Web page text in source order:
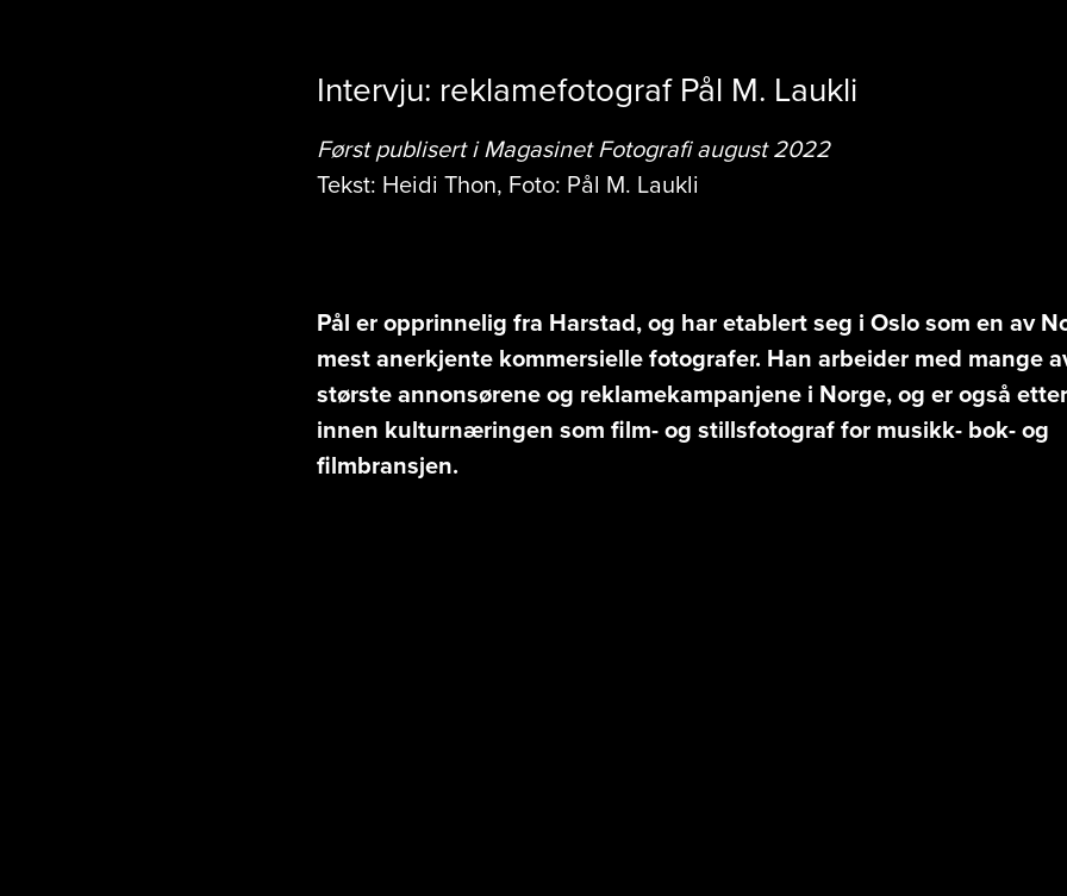
Intervju: reklamefotograf Pål M. Laukli
Først publisert i Magasinet Fotografi august 2022
Tekst: Heidi Thon, Foto: Pål M. Laukli
Pål er opprinnelig fra Harstad, og har etablert seg i Oslo som en av
mest anerkjente kommersielle fotografer. Han arbeider med mange
største annonsørene og reklamekampanjene i Norge, og er også
innen kulturnæringen som film- og stillsfotograf for musikk- bok- og
filmbransjen.